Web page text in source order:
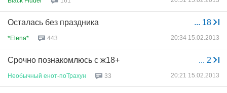
... 18
Осталась без праздника
*Elena* 443 20:34 15.02.2013
... 2
Срочно познакомлюсь с ж18+
Необычный енот-поТрахун 33 20:21 15.02.2013